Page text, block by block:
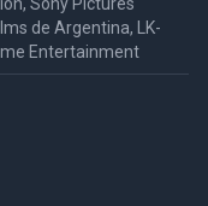
Sony Pictures
de Argentina, LK-
Entertainment